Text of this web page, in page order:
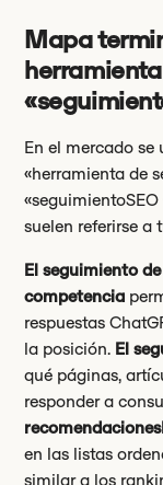
Mapa
En el mercado se
«herramienta de
suelen referirse a
El seguimiento
competencia
respuestas
la posición. El
qué páginas,
responder a
en las listas
similar a los